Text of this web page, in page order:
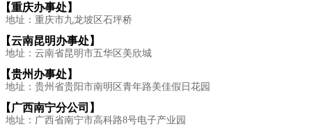
【重庆办事处】
地址：重庆市九龙坡区石坪桥
【云南昆明办事处】
地址：云南省昆明市五华区美欣城
【贵州办事处】
地址：贵州省贵阳市南明区青年路美佳假日花园
【广西南宁分公司】
地址：广西省南宁市高科路8号电子产业园